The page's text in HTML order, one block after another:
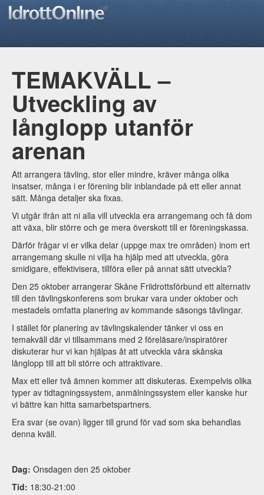
TEMAKVÄLL –
Utveckling av
långlopp utanför
arenan
Att arrangera tävling, stor eller mindre, kräver många olika
insatser, många i er förening blir inblandade på ett eller annat
sätt. Många detaljer ska fixas.
Vi utgår ifrån att ni alla vill utveckla era arrangemang och få dom
att växa, blir större och ge mera överskott till er föreningskassa.
Därför frågar vi er vilka delar (uppge max tre områden) inom ert
arrangemang skulle ni vilja ha hjälp med att utveckla, göra
smidigare, effektivisera, tillföra eller på annat sätt utveckla?
Den 25 oktober arrangerar Skåne Friidrottsförbund ett alternativ
till den tävlingskonferens som brukar vara under oktober och
mestadels omfatta planering av kommande säsongs tävlingar.
I stället för planering av tävlingskalender tänker vi oss en
temakväll där vi tillsammans med 2 föreläsare/inspiratörer
diskuterar hur vi kan hjälpas åt att utveckla våra skånska
långlopp till att bli större och attraktivare.
Max ett eller två ämnen kommer att diskuteras. Exempelvis olika
typer av tidtagningssystem, anmälningssystem eller kanske hur
vi bättre kan hitta samarbetspartners.
Era svar (se ovan) ligger till grund för vad som ska behandlas
denna kväll.
Dag: Onsdagen den 25 oktober
Tid: 18:30-21:00